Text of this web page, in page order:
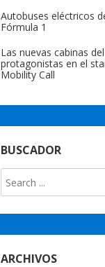
Autobuses eléctricos
Fórmula 1
Las nuevas cabinas
protagonistas en el
Mobility Call
BUSCADOR
ARCHIVOS